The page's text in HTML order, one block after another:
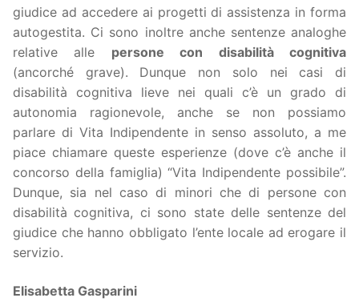
giudice ad accedere ai progetti di assistenza in forma
autogestita. Ci sono inoltre anche sentenze analoghe
relative alle persone con disabilità cognitiva
(ancorché grave). Dunque non solo nei casi di
disabilità cognitiva lieve nei quali c’è un grado di
autonomia ragionevole, anche se non possiamo
parlare di Vita Indipendente in senso assoluto, a me
piace chiamare queste esperienze (dove c’è anche il
concorso della famiglia) “Vita Indipendente possibile”.
Dunque, sia nel caso di minori che di persone con
disabilità cognitiva, ci sono state delle sentenze del
giudice che hanno obbligato l’ente locale ad erogare il
servizio.
Elisabetta Gasparini